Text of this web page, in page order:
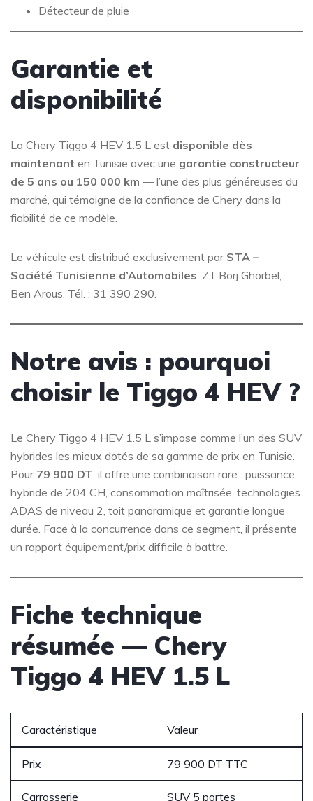
Détecteur de pluie
Garantie et
disponibilité
La Chery Tiggo 4 HEV 1.5 L est disponible dès
maintenant en Tunisie avec une garantie constructeur
de 5 ans ou 150 000 km — l’une des plus généreuses du
marché, qui témoigne de la confiance de Chery dans la
fiabilité de ce modèle.
Le véhicule est distribué exclusivement par STA –
Société Tunisienne d’Automobiles , Z.I. Borj Ghorbel,
Ben Arous. Tél. : 31 390 290.
Notre avis : pourquoi
choisir le Tiggo 4 HEV ?
Le Chery Tiggo 4 HEV 1.5 L s’impose comme l’un des SUV
hybrides les mieux dotés de sa gamme de prix en Tunisie.
Pour 79 900 DT , il offre une combinaison rare : puissance
hybride de 204 CH, consommation maîtrisée, technologies
ADAS de niveau 2, toit panoramique et garantie longue
durée. Face à la concurrence dans ce segment, il présente
un rapport équipement/prix difficile à battre.
Fiche technique
résumée — Chery
Tiggo 4 HEV 1.5 L
Caractéristique Valeur
Prix 79 900 DT TTC
Carrosserie SUV 5 portes